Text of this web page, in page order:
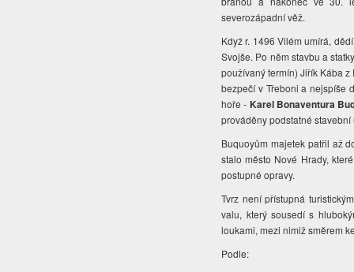
severozápadní věž.
Když r. 1496 Vilém umírá,
Svojše. Po něm stavbu a
používaný termín) Jiřík Kába
bezpečí v Třeboni a nejspíše
hoře - Karel Bonaventura
prováděny podstatné
Buquoyům majetek patřil až
stalo město Nové Hrady,
postupné opravy.
Tvrz není přístupná
valu, který sousedí s
loukami, mezi nimiž směrem
Podle: